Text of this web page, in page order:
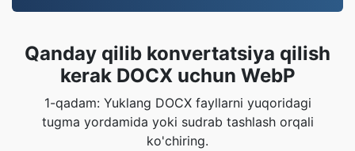
Qanday qilib konvertatsiya qilish
kerak DOCX uchun WebP
1-qadam: Yuklang DOCX fayllarni yuqoridagi
tugma yordamida yoki sudrab tashlash orqali
ko'chiring.